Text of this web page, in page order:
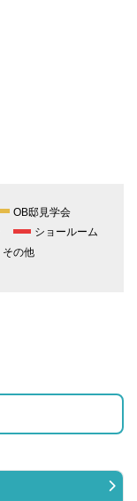
OB邸見学会
ショールーム
その他